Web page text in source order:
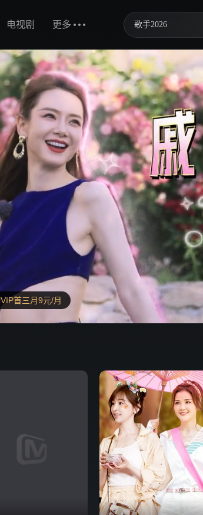
电视剧 更多
密室大逃脱 第八季
歌手2026
你好，星期六
中餐厅·南洋拾光季
快乐老家
野狗骨头
忙忙碌碌寻宝藏2
我们的宿舍·归心季
爸爸当家 第五季
这时长我很满意
来了
居然有两个小时！
时长满意
时长好评 桐
桐薇我来啦
来啦
难得良心一回
桐桐薇薇我来啦
李一桐俺来啦
李雪我来了
桐喂我们来啦！
VIP首三月9元/月